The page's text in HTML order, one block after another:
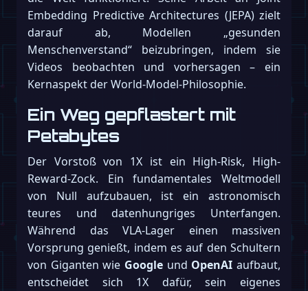
Embedding Predictive Architectures (JEPA) zielt
darauf ab, Modellen „gesunden
Menschenverstand“ beizubringen, indem sie
Videos beobachten und vorhersagen – ein
Kernaspekt der World-Model-Philosophie.
Ein Weg gepflastert mit
Petabytes
Der Vorstoß von 1X ist ein High-Risk, High-
Reward-Zock. Ein fundamentales Weltmodell
von Null aufzubauen, ist ein astronomisch
teures und datenhungriges Unterfangen.
Während das VLA-Lager einen massiven
Vorsprung genießt, indem es auf den Schultern
von Giganten wie Google und OpenAI aufbaut,
entscheidet sich 1X dafür, sein eigenes